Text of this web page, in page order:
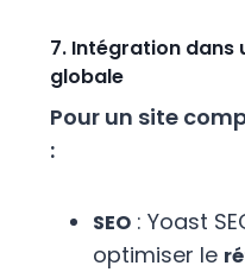
7. Intégration dans
globale
Pour un site
:
SEO: Yoast
optimiser le